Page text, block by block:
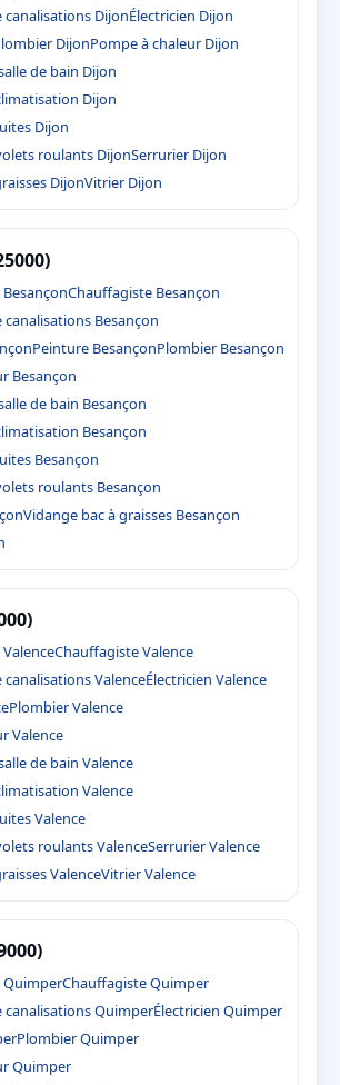
canalisations DijonÉlectricien Dijon
DijonPompe à chaleur Dijon
de bain Dijon
Dijon
Dijon
roulants DijonSerrurier Dijon
DijonVitrier Dijon
Chauffagiste Besançon
Besançon
Peinture BesançonPlombier Besançon
Besançon
de bain Besançon
Besançon
Besançon
roulants Besançon
Vidange bac à graisses Besançon
Chauffagiste Valence
ValenceÉlectricien Valence
Plombier Valence
Valence
de bain Valence
Valence
Valence
roulants ValenceSerrurier Valence
ValenceVitrier Valence
QuimperChauffagiste Quimper
canalisations QuimperÉlectricien Quimper
Plombier Quimper
Quimper